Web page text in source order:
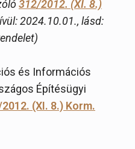
312/2012. (XI. 8.)
2024.10.01., lásd:
és Információs
Építésügyi
(XI. 8.) Korm.